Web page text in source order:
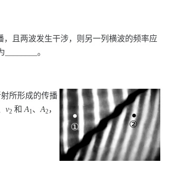
，且两波发生干涉，则另一列横波的频率应
。
所形成的传播
v2 和 A1、 A2，